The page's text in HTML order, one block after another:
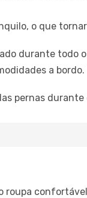
o que
durante todo
a
pernas durante
roupa